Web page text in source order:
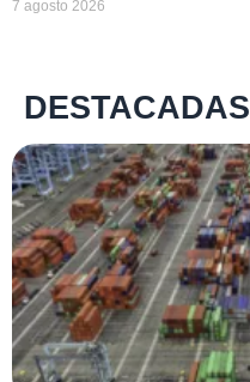
7 agosto 2026
DESTACADAS